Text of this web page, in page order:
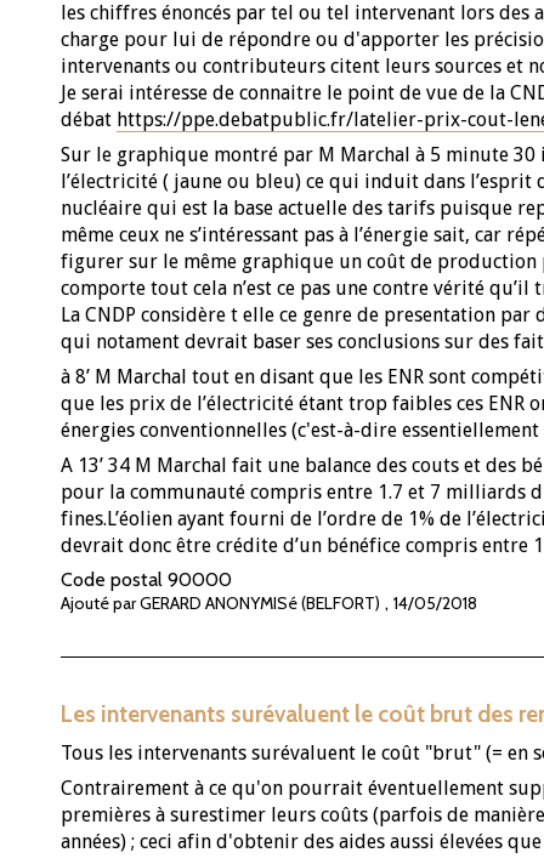
les chiffres énoncés par tel ou tel intervenant lors
charge pour lui de répondre ou d'apporter les
intervenants ou contributeurs citent leurs sources et
Je serai intéresse de connaitre le point de vue de la
débat https://ppe.debatpublic.fr/latelier-prix-cout-
Sur le graphique montré par M Marchal à 5 minute
l’électricité ( jaune ou bleu) ce qui induit dans l’esprit
nucléaire qui est la base actuelle des tarifs puisque
même ceux ne s’intéressant pas à l’énergie sait, car
figurer sur le même graphique un coût de production
comporte tout cela n’est ce pas une contre vérité
La CNDP considère t elle ce genre de presentation
qui notament devrait baser ses conclusions sur des
à 8’ M Marchal tout en disant que les ENR sont
que les prix de l’électricité étant trop faibles ces ENR
énergies conventionnelles (c'est-à-dire
A 13’ 34 M Marchal fait une balance des couts et des
pour la communauté compris entre 1.7 et 7 milliards
fines.L’éolien ayant fourni de l’ordre de 1% de
devrait donc être crédite d’un bénéfice compris entre
Code postal 90000
Ajouté par GERARD ANONYMISé (BELFORT) , 14/05/2018
Les intervenants surévaluent le coût brut des
Tous les intervenants surévaluent le coût "brut" (= en
Contrairement à ce qu'on pourrait éventuellement
premières à surestimer leurs coûts (parfois de
années) ; ceci afin d'obtenir des aides aussi élevées